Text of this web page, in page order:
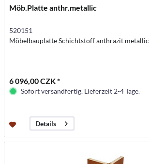
Möb.Platte anthr.metallic
520151
Möbelbauplatte Schichtstoff anthrazit metallic
6 096,00 CZK *
Sofort versandfertig. Lieferzeit 2-4 Tage.
Details